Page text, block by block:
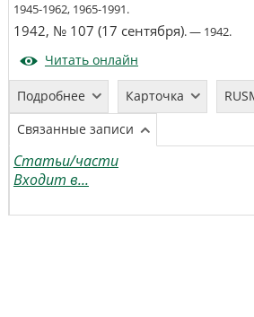
1945-1962, 1965-1991.
1942, № 107 (17 сентября). —1942.
Читать онлайн
Подробнее Карточка
Связанные записи
Статьи/части
Входит в...